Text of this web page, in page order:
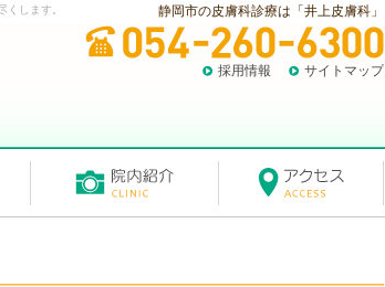
します。 静岡市の皮膚科診療は「井上皮膚科」
採用情報 サイトマップ